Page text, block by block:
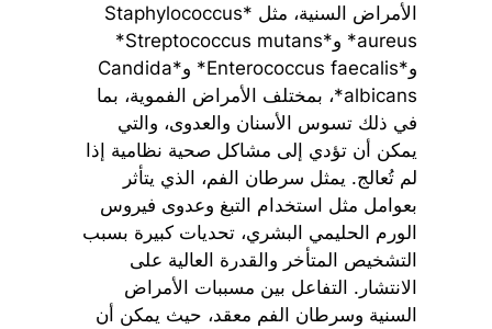
الأمراض السنية، مثل *Staphylococcus
aureus* و*Streptococcus mutans*
و*Enterococcus faecalis* و*Candida
albicans*، بمختلف الأمراض الفموية، بما
في ذلك تسوس الأسنان والعدوى، والتي
يمكن أن تؤدي إلى مشاكل صحية نظامية إذا
لم تُعالج. يمثل سرطان الفم، الذي يتأثر
بعوامل مثل استخدام التبغ وعدوى فيروس
الورم الحليمي البشري، تحديات كبيرة بسبب
التشخيص المتأخر والقدرة العالية على
الانتشار. التفاعل بين مسببات الأمراض
السنية وسرطان الفم معقد، حيث يمكن أن